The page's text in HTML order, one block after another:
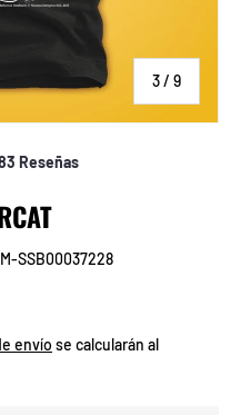
3/ de
9
Reseñas
SSB00037228
envío se calcularán al